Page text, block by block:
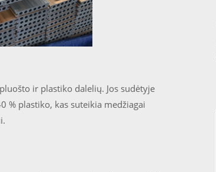
ir plastiko dalelių. Jos sudėtyje
% plastiko, kas suteikia medžiagai